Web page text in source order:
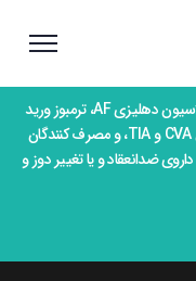
دندانپزشکی بیماران قلبی، تعویض دریچه، فیبریلاسیون دهلیزی AF، ترمبوز ورید
عمقی DVT، آنفارکتوس میوکارد MI, سکته مغری CVA و TIA، و مصرف کنندگان
ضدانعقاد و یا تغییر دوز و